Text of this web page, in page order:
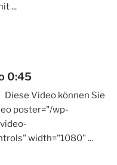
...
0:45
Video können Sie
poster="/wp-
width="1080" ...